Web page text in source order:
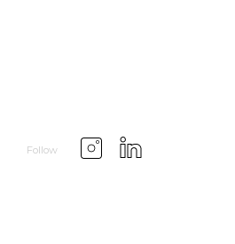
Follow